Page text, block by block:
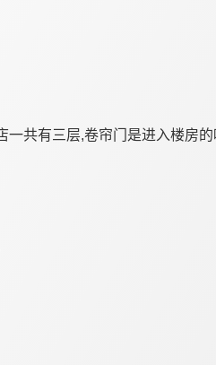
一共有三层,卷帘门是进入楼房